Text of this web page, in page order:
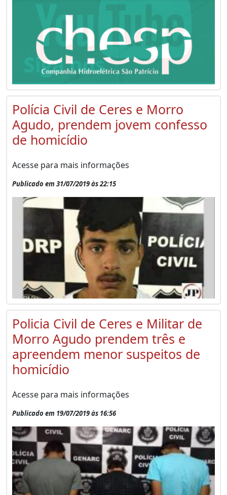
Polícia Civil de Ceres e Morro
Agudo, prendem jovem confesso
de homicídio
Acesse para mais informações
Publicado em 31/07/2019 às 22:15
Policia Civil de Ceres e Militar de
Morro Agudo prendem três e
apreendem menor suspeitos de
homicídio
Acesse para mais informações
Publicado em 19/07/2019 às 16:56